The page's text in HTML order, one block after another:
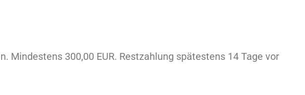
Mindestens 300,00 EUR. Restzahlung spätestens 14 Tage vor